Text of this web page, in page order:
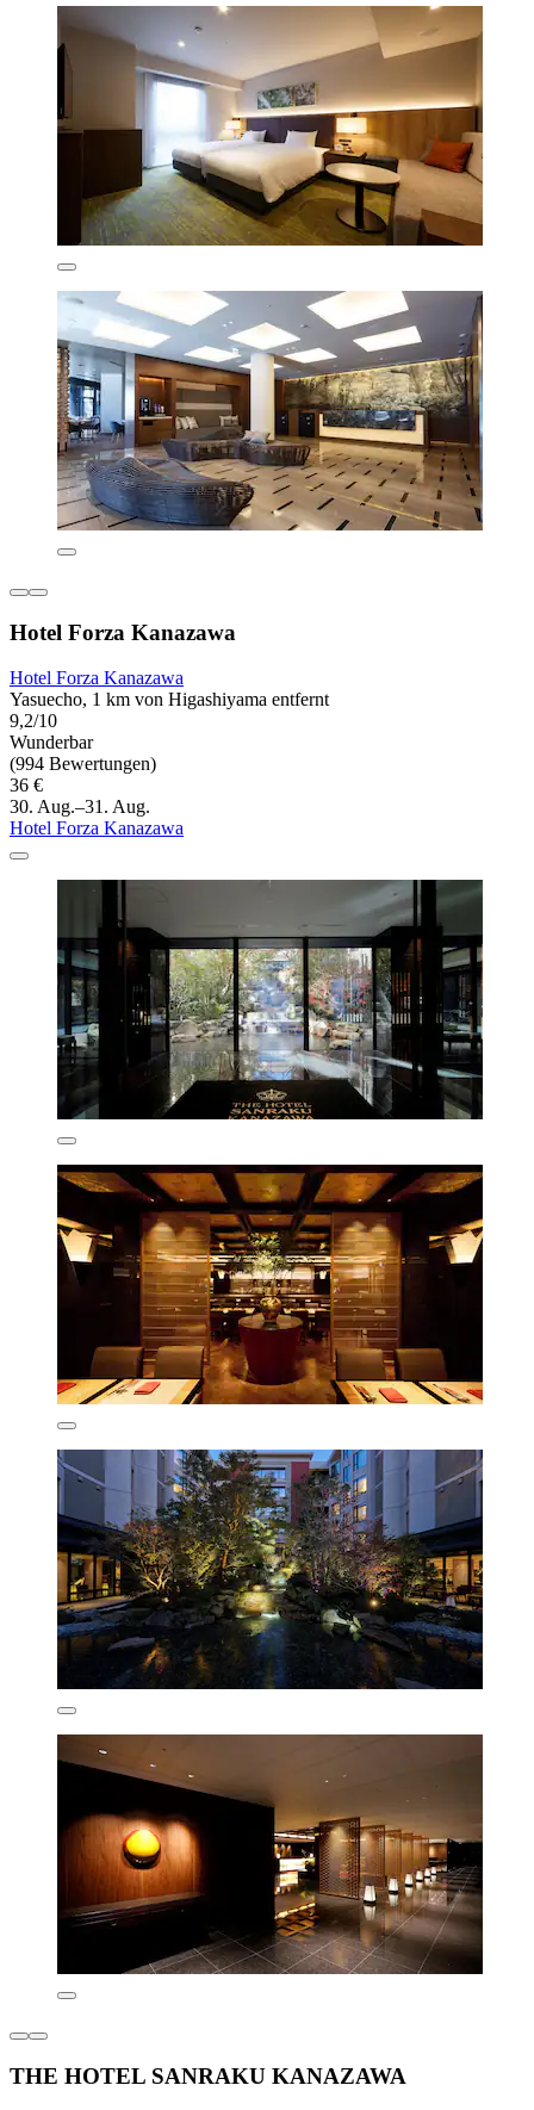
Hotel Forza Kanazawa
Hotel Forza Kanazawa
Yasuecho, 1 km von Higashiyama entfernt
9,2/10
Wunderbar
(994 Bewertungen)
36 €
30. Aug.–31. Aug.
Hotel Forza Kanazawa
THE HOTEL SANRAKU KANAZAWA